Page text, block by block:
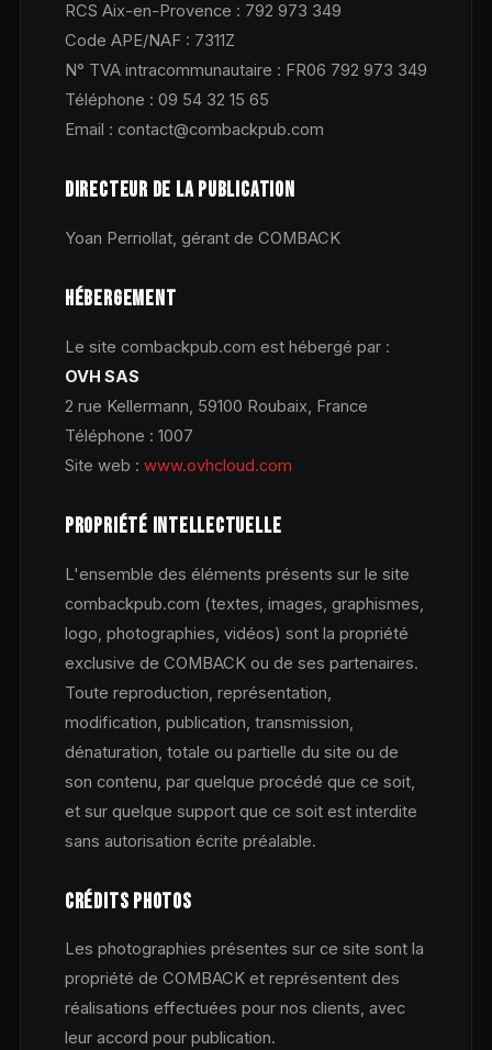
RCS Aix-en-Provence : 792 973 349
Code APE/NAF : 7311Z
N° TVA intracommunautaire : FR06 792 973 349
Téléphone : 09 54 32 15 65
Email : contact@combackpub.com
DIRECTEUR DE LA PUBLICATION
Yoan Perriollat, gérant de COMBACK
HÉBERGEMENT
Le site combackpub.com est hébergé par :
OVH SAS
2 rue Kellermann, 59100 Roubaix, France
Téléphone : 1007
Site web : www.ovhcloud.com
PROPRIÉTÉ INTELLECTUELLE
L'ensemble des éléments présents sur le site
combackpub.com (textes, images, graphismes,
logo, photographies, vidéos) sont la propriété
exclusive de COMBACK ou de ses partenaires.
Toute reproduction, représentation,
modification, publication, transmission,
dénaturation, totale ou partielle du site ou de
son contenu, par quelque procédé que ce soit,
et sur quelque support que ce soit est interdite
sans autorisation écrite préalable.
CRÉDITS PHOTOS
Les photographies présentes sur ce site sont la
propriété de COMBACK et représentent des
réalisations effectuées pour nos clients, avec
leur accord pour publication.